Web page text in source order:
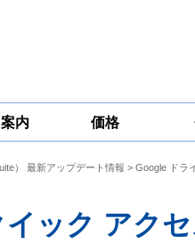
ム
内
Google
Google
価格
） 最新アップデート情報 > Google ドラ
ック アク